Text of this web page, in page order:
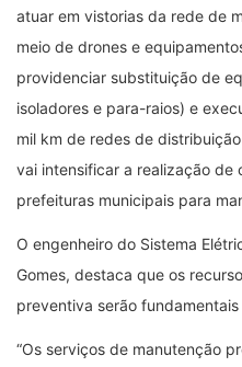
atuar em vistorias da rede de
meio de drones e
providenciar substituição de
isoladores e para-raios) e
mil km de redes de
vai intensificar a realização de
prefeituras municipais para
O engenheiro do Sistema
Gomes, destaca que os
preventiva serão
“Os serviços de manutenção